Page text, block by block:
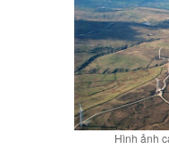
Hình ảnh